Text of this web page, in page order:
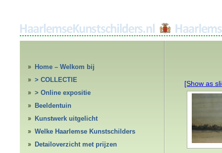
Home – Welkom bij
HaarlemseKunstschilders.nl
> COLLECTIE
> Online expositie
Beeldentuin
Kunstwerk uitgelicht
Welke Haarlemse Kunstschilders
Detailoverzicht met prijzen
[Show as